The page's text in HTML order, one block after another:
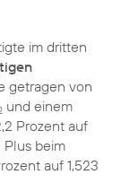
im dritten
getragen von
und einem
Prozent auf
Plus beim
auf 1,523